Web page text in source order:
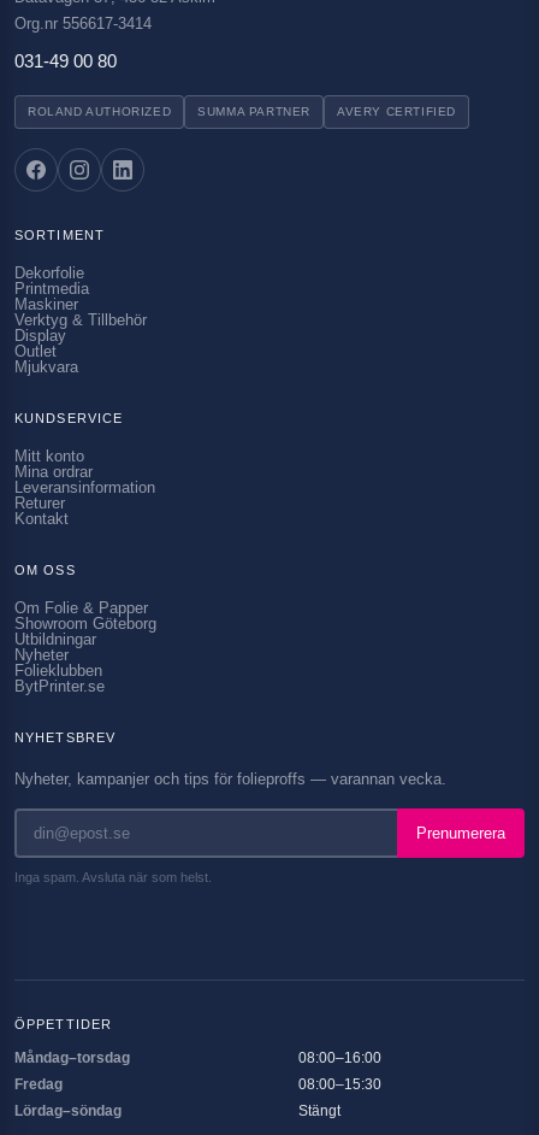
Org.nr 556617-3414
031-49 00 80
ROLAND AUTHORIZED SUMMA PARTNER AVERY CERTIFIED
SORTIMENT
Dekorfolie
Printmedia
Maskiner
Verktyg & Tillbehör
Display
Outlet
Mjukvara
KUNDSERVICE
Mitt konto
Mina ordrar
Leveransinformation
Returer
Kontakt
OM OSS
Om Folie & Papper
Showroom Göteborg
Utbildningar
Nyheter
Folieklubben
BytPrinter.se
NYHETSBREV
Nyheter, kampanjer och tips för folieproffs — varannan vecka.
Prenumerera
Inga spam. Avsluta när som helst.
ÖPPETTIDER
Måndag–torsdag
08:00–16:00
Fredag
08:00–15:30
Lördag–söndag
Stängt